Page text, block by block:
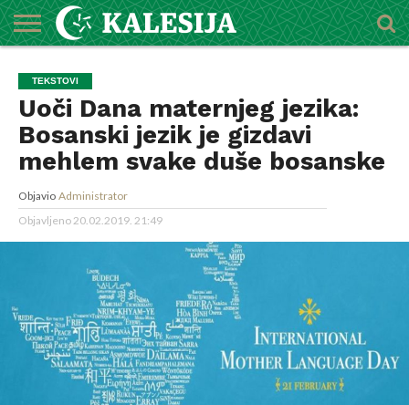
O
MEDŽLISU
DŽEMATI
IMAMI
MEKTEBSKI
CENTAR
VIJESTI
HUTBE
NAJAVE
KALENDAR
KONTAKT
TEKSTOVI
Uoči Dana maternjeg jezika:
Bosanski jezik je gizdavi
mehlem svake duše bosanske
Objavio Administrator
Objavljeno20.02.2019. 21:49